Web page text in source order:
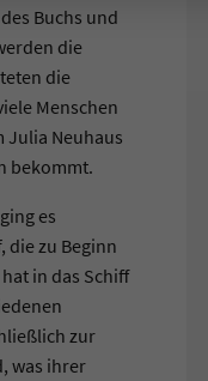
Buchs und
die
die
Menschen
Julia Neuhaus
bekommt.
es
die zu Beginn
in das Schiff
zur
was ihrer